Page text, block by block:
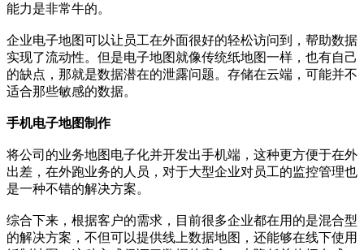
能力是非常牛的。
企业电子地图可以让员工在外面很好的轻松访问到，帮助数据
实现了流动性。但是电子地图就像传统纸地图一样，也有自己
的缺点，那就是数据潜在的泄露问题。存储在云端，可能并不
适合那些敏感的数据。
手机电子地图制作
将公司的业务地图电子化并开发出手机端，这种更方便于在外
出差，在外跑业务的人员，对于大型企业对员工的监控管理也
是一种不错的解决方案。
综合下来，根据客户的需求，目前很多企业都在用的是混合型
的解决方案，不但可以提供线上数据地图，还能够在线下使用